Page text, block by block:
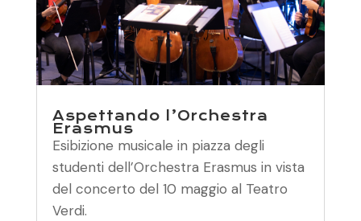
Aspettando l’Orchestra
Erasmus
Esibizione musicale in piazza degli
studenti dell’Orchestra Erasmus in vista
del concerto del 10 maggio al Teatro
Verdi.